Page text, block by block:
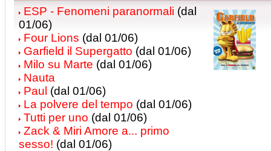
ESP - Fenomeni paranormali (dal
01/06)
Four Lions (dal 01/06)
Garfield il Supergatto (dal 01/06)
Milo su Marte (dal 01/06)
Nauta
Paul (dal 01/06)
La polvere del tempo (dal 01/06)
Tutti per uno (dal 01/06)
Zack & Miri Amore a... primo
sesso! (dal 01/06)